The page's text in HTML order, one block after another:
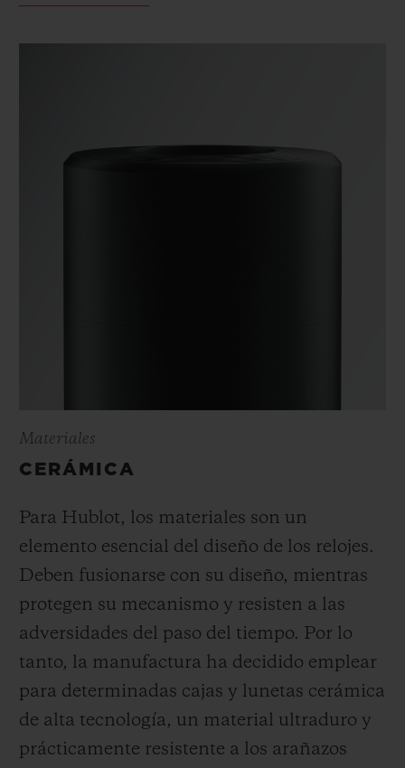
Materiales
CERÁMICA
Para Hublot, los materiales son un
elemento esencial del diseño de los relojes.
Deben fusionarse con su diseño, mientras
protegen su mecanismo y resisten a las
adversidades del paso del tiempo. Por lo
tanto, la manufactura ha decidido emplear
para determinadas cajas y lunetas cerámica
de alta tecnología, un material ultraduro y
prácticamente resistente a los arañazos